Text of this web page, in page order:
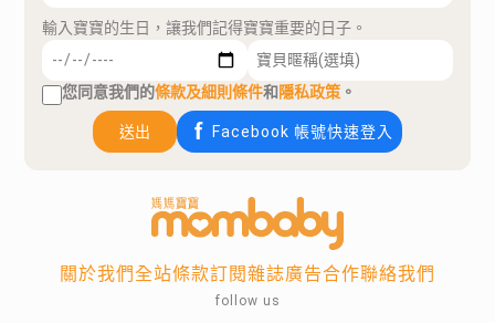
輸入寶寶的生日，讓我們記得寶寶重要的日子。
您同意我們的條款及細則條件和隱私政策 。
送出 Facebook 帳號快速登入
關於我們全站條款訂閱雜誌廣告合作聯絡我們
follow us